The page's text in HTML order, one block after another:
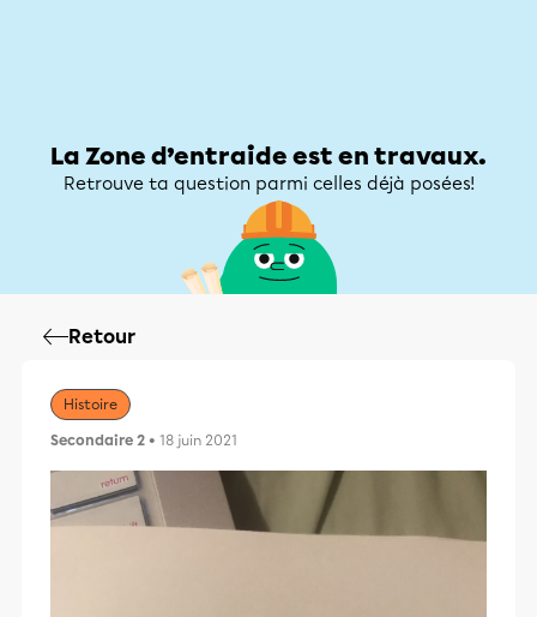
La Zone d’entraide est en travaux.
Retrouve ta question parmi celles déjà posées!
Retour
Histoire
Secondaire 2 • 18 juin 2021